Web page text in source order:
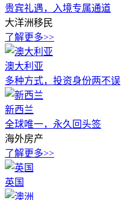
贵宾礼遇，入境专属通道
大洋洲移民
了解更多>>
澳大利亚
多种方式，投资身份两不误
新西兰
全球唯一，永久回头签
海外房产
了解更多>>
英国